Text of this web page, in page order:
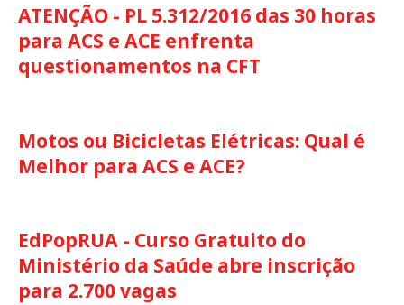
ATENÇÃO - PL 5.312/2016 das 30 horas
para ACS e ACE enfrenta
questionamentos na CFT
Motos ou Bicicletas Elétricas: Qual é
Melhor para ACS e ACE?
EdPopRUA - Curso Gratuito do
Ministério da Saúde abre inscrição
para 2.700 vagas